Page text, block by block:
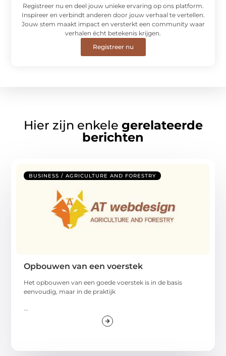
Registreer nu en deel jouw unieke ervaring op ons platform.
Inspireer en verbindt anderen door jouw verhaal te vertellen.
Jouw stem maakt impact en versterkt een community waar
verhalen écht betekenis krijgen.
Registreer nu
Hier zijn enkele gerelateerde
berichten
BUSINESS / AGRICULTURE AND FORESTRY
Opbouwen van een voerstek
Het opbouwen van een goede voerstek is in de basis
eenvoudig, maar in de praktijk